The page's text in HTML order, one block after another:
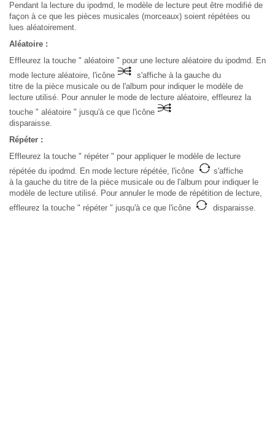
Pendant la lecture du ipodmd, le modèle de lecture peut être modifié de
façon à ce que les pièces musicales (morceaux) soient répétées ou
lues aléatoirement.
Aléatoire :
Effleurez la touche " aléatoire " pour une lecture aléatoire du ipodmd. En
mode lecture aléatoire, l'icône
s'affiche à la gauche du
titre de la pièce musicale ou de l'album pour indiquer le modèle de
lecture utilisé. Pour annuler le mode de lecture aléatoire, effleurez la
touche " aléatoire " jusqu'à ce que l'icône
disparaisse.
Répéter :
Effleurez la touche " répéter " pour appliquer le modèle de lecture
répétée du ipodmd. En mode lecture répétée, l'icône
s'affiche
à la gauche du titre de la pièce musicale ou de l'album pour indiquer le
modèle de lecture utilisé. Pour annuler le mode de répétition de lecture,
effleurez la touche " répéter " jusqu'à ce que l'icône
disparaisse.